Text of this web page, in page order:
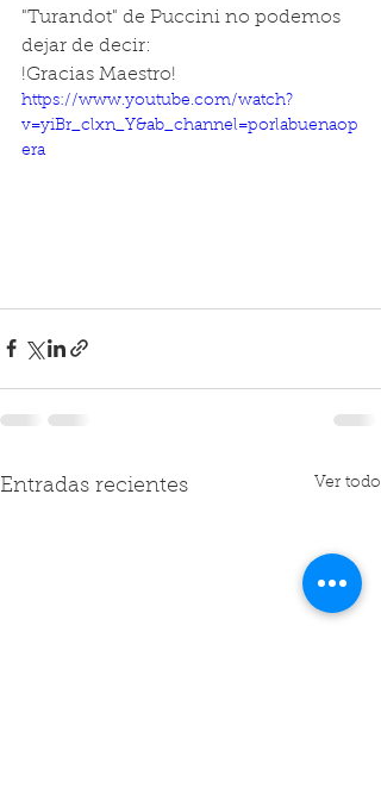
"Turandot" de Puccini no podemos
dejar de decir:
!Gracias Maestro!
https://www.youtube.com/watch?
v=yiBr_clxn_Y&ab_channel=porlabuenaop
era
Entradas recientes Ver todo